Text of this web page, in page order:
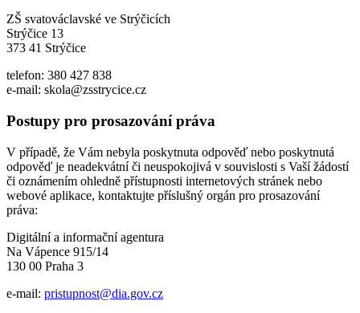
ZŠ svatováclavské ve Strýčicích
Strýčice 13
373 41 Strýčice
telefon: 380 427 838
e-mail: skola@zsstrycice.cz
Postupy pro prosazování práva
V případě, že Vám nebyla poskytnuta odpověď nebo poskytnutá
odpověď je neadekvátní či neuspokojivá v souvislosti s Vaší žádostí
či oznámením ohledně přístupnosti internetových stránek nebo
webové aplikace, kontaktujte příslušný orgán pro prosazování
práva:
Digitální a informační agentura
Na Vápence 915/14
130 00 Praha 3
e-mail: pristupnost@dia.gov.cz